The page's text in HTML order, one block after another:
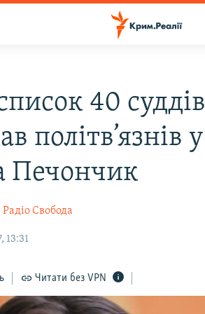
40
політв’язнів
Печончик
Радіо Свобода
13:31
Читати без VPN